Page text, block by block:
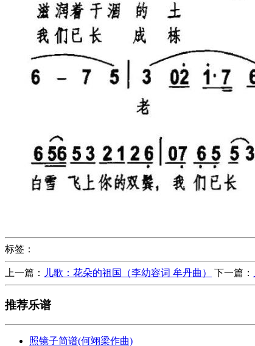
标签：
上一篇： 儿歌：花朵的祖国（李幼容词 牟丹曲） 下一篇：
推荐乐谱
照镜子简谱(何翊梁作曲)